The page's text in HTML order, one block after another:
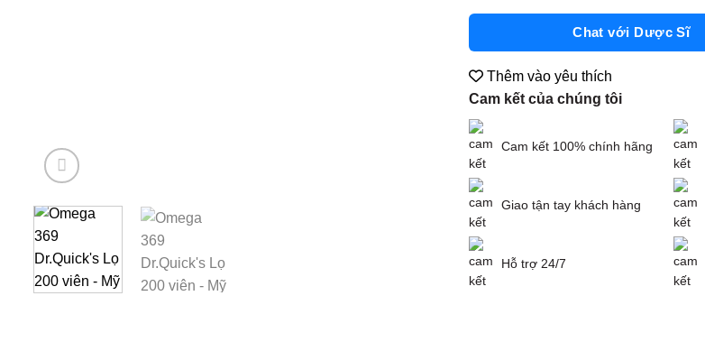
Cam kết của chúng tôi
Cam kết 100% chính hãng
Giao tận tay khách hàng
Hỗ trợ 24/7
Chat với Dược Sĩ
Thêm vào yêu thích